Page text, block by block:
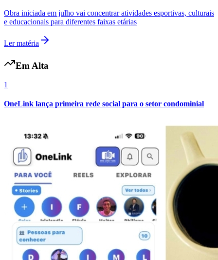
Internacional
Obra iniciada em julho vai concentrar atividades esportivas, culturais
e educacionais para diferentes faixas etárias
Ler matéria
Em Alta
1
OneLink lança primeira rede social para o setor condominial